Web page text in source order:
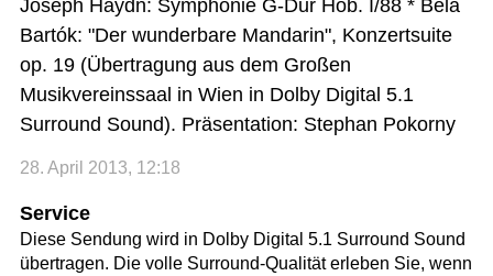
Joseph Haydn: Symphonie G-Dur Hob. I/88 * Béla
Bartók: "Der wunderbare Mandarin", Konzertsuite
op. 19 (Übertragung aus dem Großen
Musikvereinssaal in Wien in Dolby Digital 5.1
Surround Sound). Präsentation: Stephan Pokorny
28. April 2013, 12:18
Service
Diese Sendung wird in Dolby Digital 5.1 Surround Sound
übertragen. Die volle Surround-Qualität erleben Sie, wenn